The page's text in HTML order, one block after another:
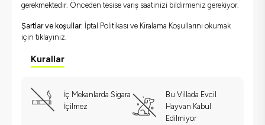
gerekmektedir. Önceden tesise varış saatinizi bildirmeniz gerekiyor.
Şartlar ve koşullar: İptal Politikası ve Kiralama Koşullarını okumak
için tıklayınız.
Kurallar
İç Mekanlarda Sigara
İçilmez
Bu Villada Evcil
Hayvan Kabul
Edilmiyor